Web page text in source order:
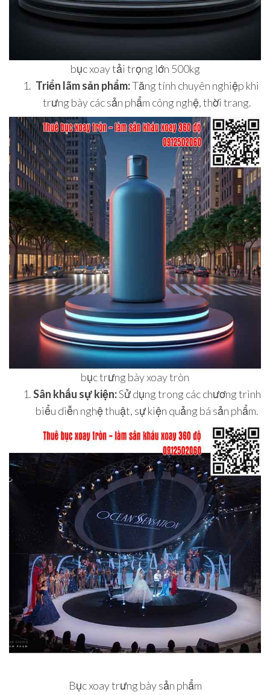
bục xoay tải trọng lớn 500kg
Triển lãm sản phẩm:Tăng tính chuyên nghiệp khi
trưng bày các sản phẩm công nghệ, thời trang.
bục trưng bày xoay tròn
Sân khấu sự kiện:Sử dụng trong các chương trình
biểu diễn nghệ thuật, sự kiện quảng bá sản phẩm.
Bục xoay trưng bày sản phẩm